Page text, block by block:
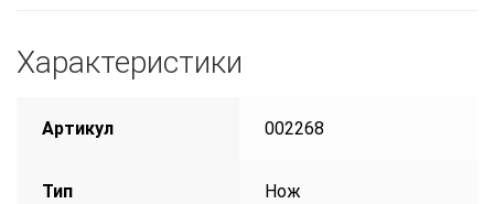
Характеристики
Артикул 002268
Тип Нож